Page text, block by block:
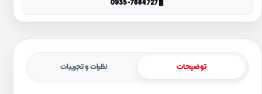
0935-7884727
توضیحات نظرات و تجربیات